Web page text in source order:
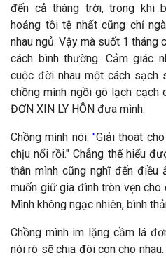
đến cả tháng trời, trong khi
hoảng tồi tệ nhất cũng chỉ
nhau ngủ. Vậy mà suốt 1 tháng
cách bình thường. Cảm giác
cuộc đời nhau một cách sạch
chồng mình ngồi gõ lạch cạch
ĐƠN XIN LY HÔN đưa mình.
Chồng mình nói:"Giải thoát
chịu nổi rồi." Chẳng thế hiểu
thân mình cũng nghĩ đến điều
muốn giữ gia đình tròn vẹn
Mình không ngạc nhiên, bình
Chồng mình im lặng cầm lá
nói rõ sẽ chia đôi con cho